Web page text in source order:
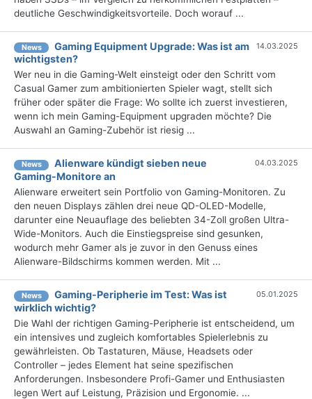
deutliche Geschwindigkeitsvorteile. Doch worauf ...
News
Gaming Equipment Upgrade: Was ist am
wichtigsten?
14.03.2025
Wer neu in die Gaming-Welt einsteigt oder den Schritt vom
Casual Gamer zum ambitionierten Spieler wagt, stellt sich
früher oder später die Frage: Wo sollte ich zuerst investieren,
wenn ich mein Gaming-Equipment upgraden möchte? Die
Auswahl an Gaming-Zubehör ist riesig ...
News
Alienware kündigt sieben neue
Gaming-Monitore an
04.03.2025
Alienware erweitert sein Portfolio von Gaming-Monitoren. Zu
den neuen Displays zählen drei neue QD-OLED-Modelle,
darunter eine Neuauflage des beliebten 34-Zoll großen Ultra-
Wide-Monitors. Auch die Einstiegspreise sind gesunken,
wodurch mehr Gamer als je zuvor in den Genuss eines
Alienware-Bildschirms kommen werden. Mit ...
News
Gaming-Peripherie im Test: Was ist
wirklich wichtig?
05.01.2025
Die Wahl der richtigen Gaming-Peripherie ist entscheidend, um
ein intensives und zugleich komfortables Spielerlebnis zu
gewährleisten. Ob Tastaturen, Mäuse, Headsets oder
Controller – jedes Element hat seine spezifischen
Anforderungen. Insbesondere Profi-Gamer und Enthusiasten
legen Wert auf Leistung, Präzision und Ergonomie. ...